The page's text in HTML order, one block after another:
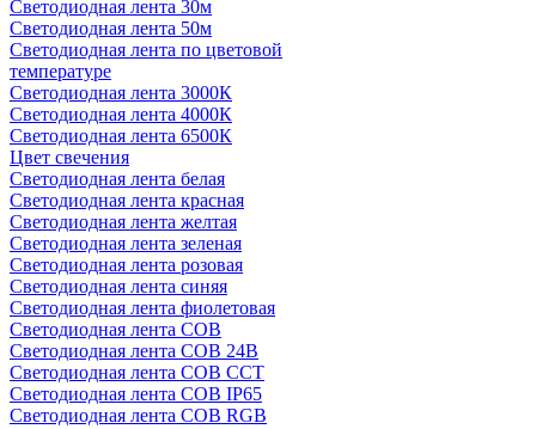
Светодиодная лента 30м
Светодиодная лента 50м
Светодиодная лента по цветовой
температуре
Светодиодная лента 3000К
Светодиодная лента 4000К
Светодиодная лента 6500К
Цвет свечения
Светодиодная лента белая
Светодиодная лента красная
Светодиодная лента желтая
Светодиодная лента зеленая
Светодиодная лента розовая
Светодиодная лента синяя
Светодиодная лента фиолетовая
Светодиодная лента COB
Светодиодная лента COB 24В
Светодиодная лента COB CCT
Светодиодная лента COB IP65
Светодиодная лента COB RGB